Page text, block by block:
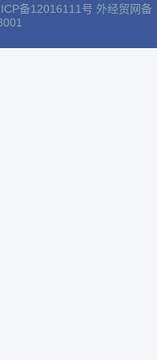
备12016111号 外经贸网备